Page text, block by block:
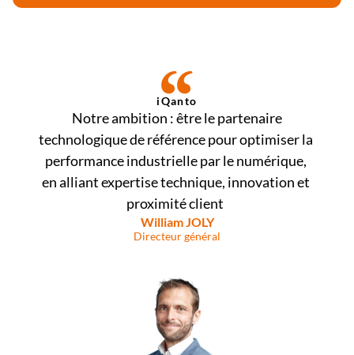
iQanto
technologique de référence pour optimiser la
performance industrielle par le numérique,
en alliant expertise technique, innovation et
proximité client
William JOLY
Directeur général